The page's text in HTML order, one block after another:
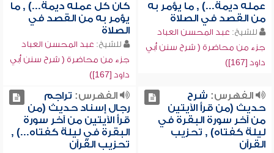
عمله ديمة...) , ما يؤمر به
من القصد في الصلاة
للشيخ: عبد المحسن العباد
جزء من محاضرة ( شرح سنن أبي
داود [167])
كان كل عمله ديمة...) , ما
يؤمر به من القصد في
الصلاة
للشيخ: عبد المحسن العباد
جزء من محاضرة ( شرح سنن أبي
داود [167])
الفهرس: شرح
حديث (من قرأ الآيتين
من آخر سورة البقرة في
ليلة كفتاه) , تحزيب
القرآن
الفهرس: تراجم
رجال إسناد حديث (من
قرأ الآيتين من آخر سورة
البقرة في ليلة كفتاه...) ,
تحزيب القرآن